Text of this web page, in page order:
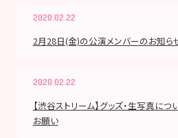
2020.02.22
2月28日(金)の公演メンバーのお知ら
2020.02.22
【渋谷ストリーム】グッズ・生写真に
お願い